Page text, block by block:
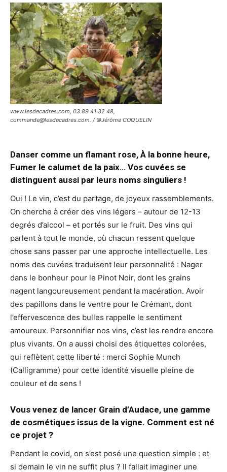
www.lesdecadres.com, 03 89 41 32 48,
commande@lesdecadres.com. / ©Jérôme COQUELIN
Danser comme un flamant rose, À la bonne heure,
Fumer le calumet de la paix… Vos cuvées se
distinguent aussi par leurs noms singuliers !
Oui ! Le vin, c’est du partage, de joyeux rassemblements.
On cherche à créer des vins légers – autour de 12-13
degrés d’alcool – et portés sur le fruit. Des vins qui
parlent à tout le monde, où chacun ressent quelque
chose sans passer par une approche intellectuelle. Les
noms des cuvées traduisent leur personnalité : Nager
dans le bonheur pour le Pinot Noir, dont les grains
nagent langoureusement pendant la macération. Avoir
des papillons dans le ventre pour le Crémant, dont
l’effervescence des bulles rappelle le sentiment
amoureux. Personnifier nos vins, c’est les rendre encore
plus vivants. On a aussi choisi des étiquettes colorées,
qui reflètent cette liberté : merci Sophie Munch
(Calligramme) pour cette identité visuelle pleine de
couleur et de sens !
Vous venez de lancer Grain d’Audace, une gamme
de cosmétiques issus de la vigne. Comment est né
ce projet ?
Pendant le covid, on s’est posé une question simple : et
si demain le vin ne suffit plus ? Il fallait imaginer une